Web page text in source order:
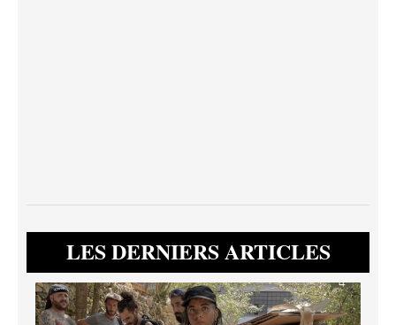
LES DERNIERS ARTICLES